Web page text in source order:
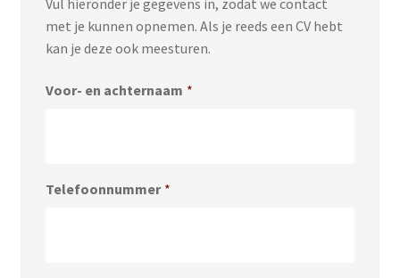
met je kunnen opnemen. Als je reeds een CV hebt
kan je deze ook meesturen.
Voor- en achternaam *
Telefoonnummer *